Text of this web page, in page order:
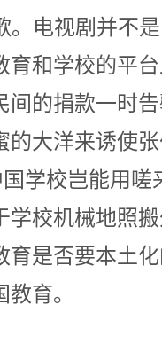
并不是图
育和学校的平
间的捐款一时
的大洋来诱使
学校岂能用嗟
学校机械地照
育是否要本土
趸来的美国